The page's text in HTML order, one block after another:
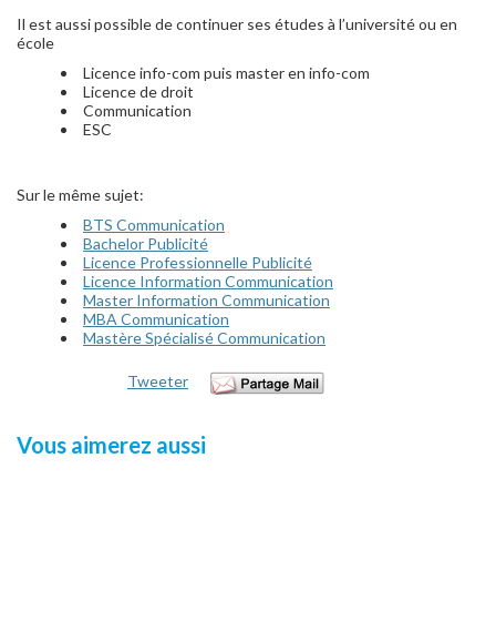
Il est aussi possible de continuer ses études à l’université ou en
école
Licence info-com puis master en info-com
Licence de droit
Communication
ESC
Sur le même sujet:
BTS Communication
Bachelor Publicité
Licence Professionnelle Publicité
Licence Information Communication
Master Information Communication
MBA Communication
Mastère Spécialisé Communication
Tweeter
Vous aimerez aussi